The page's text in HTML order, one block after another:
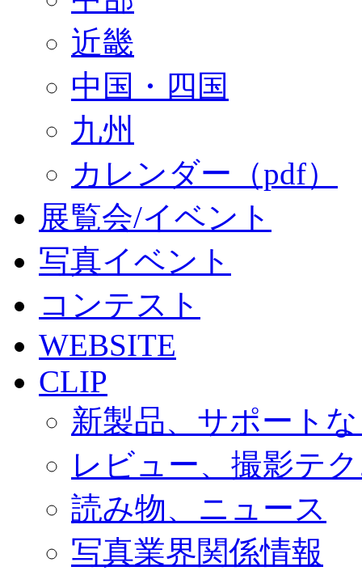
近畿
中国・四国
九州
カレンダー（pdf）
展覧会/イベント
写真イベント
コンテスト
WEBSITE
CLIP
新製品、サポート
レビュー、撮影テ
読み物、ニュース
写真業界関係情報